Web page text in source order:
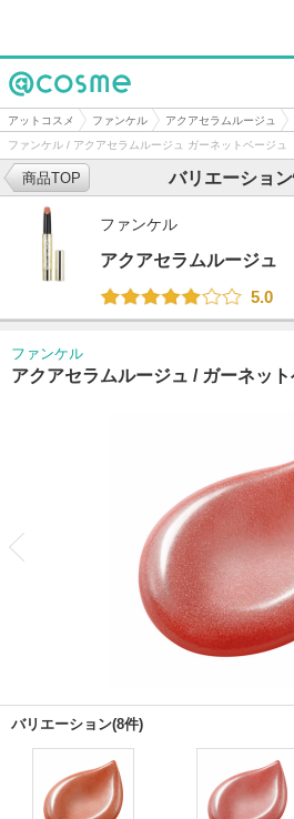
@cosme
アットコスメ ファンケル アクアセラムルージュ
ファンケル / アクアセラムルージュ ガーネットベージュ
バリエーショ
商品TOP
ファンケル
アクアセラムルージュ
5.0
ファンケル
アクアセラムルージュ / ガーネッ
バリエーション(8件)